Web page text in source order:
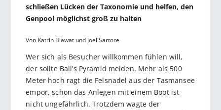
schließen Lücken der Taxonomie und helfen, den
Genpool möglichst groß zu halten
Von Katrin Blawat und Joel Sartore
Wer sich als Besucher willkommen fühlen will,
der sollte Ball’s Pyramid meiden. Mehr als 500
Meter hoch ragt die Felsnadel aus der Tasmansee
empor, schon das Anlegen mit einem Boot ist
nicht ungefährlich. Trotzdem wagte der